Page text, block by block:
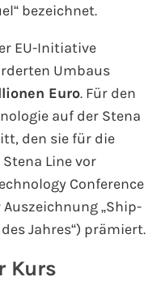
bezeichnet.
EU-Initiative
Umbaus
Euro. Für den
auf der Stena
den sie für die
Line vor
Conference
„Ship-
Jahres“) prämiert.
Kurs